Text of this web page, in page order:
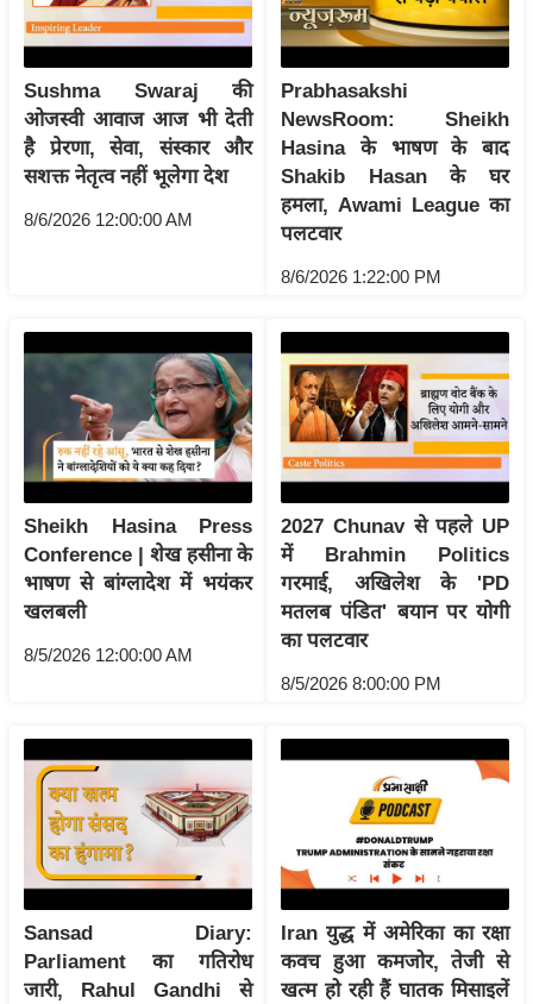
हि
मा
/
ध
र्म
स्थ
हा
र
शि
फ
ल
वि
शे
ष
वि
श्ले
डिं
u
c
k
Sushma Swaraj की
ओजस्वी आवाज आज भी देती
है प्रेरणा, सेवा, संस्कार और
सशक्त नेतृत्व नहीं भूलेगा देश
8/6/2026 12:00:00 AM
Prabhasakshi
NewsRoom: Sheikh
Hasina के भाषण के बाद
Shakib Hasan के घर
हमला, Awami League का
पलटवार
8/6/2026 1:22:00 PM
Sheikh Hasina Press
Conference | शेख हसीना के
भाषण से बांग्लादेश में भयंकर
खलबली
8/5/2026 12:00:00 AM
2027 Chunav से पहले UP
में Brahmin Politics
गरमाई, अखिलेश के 'PD
मतलब पंडित' बयान पर योगी
का पलटवार
8/5/2026 8:00:00 PM
Sansad Diary:
Parliament का गतिरोध
जारी, Rahul Gandhi से
Iran युद्ध में अमेरिका का रक्षा
कवच हुआ कमजोर, तेजी से
खत्म हो रही हैं घातक मिसाइलें